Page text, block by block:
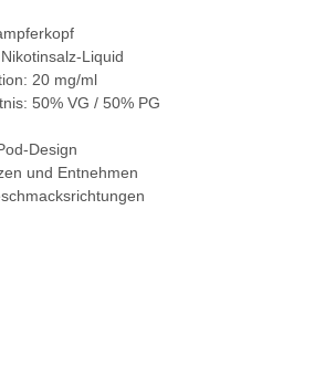
Liquid
20 mg/ml
50% VG / 50% PG
Design
und Entnehmen